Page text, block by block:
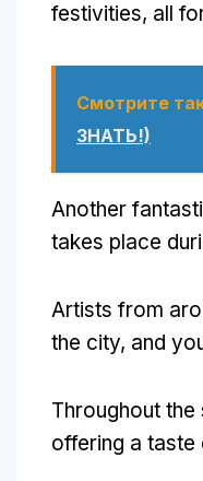
festivities, all
Смотрите
ЗНАТЬ!)
Another
takes place
Artists from
the city, and
Throughout the
offering a taste